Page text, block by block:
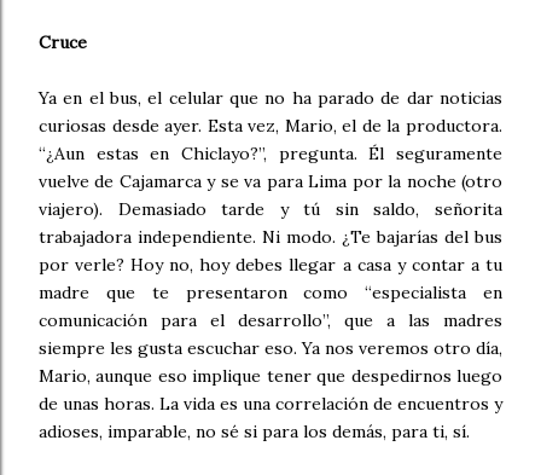
Cruce
Ya en el bus, el celular que no ha parado de dar noticias
curiosas desde ayer. Esta vez, Mario, el de la productora.
“¿Aun estas en Chiclayo?”, pregunta. Él seguramente
vuelve de Cajamarca y se va para Lima por la noche (otro
viajero). Demasiado tarde y tú sin saldo, señorita
trabajadora independiente. Ni modo. ¿Te bajarías del bus
por verle? Hoy no, hoy debes llegar a casa y contar a tu
madre que te presentaron como “especialista en
comunicación para el desarrollo”, que a las madres
siempre les gusta escuchar eso. Ya nos veremos otro día,
Mario, aunque eso implique tener que despedirnos luego
de unas horas. La vida es una correlación de encuentros y
adioses, imparable, no sé si para los demás, para ti, sí.